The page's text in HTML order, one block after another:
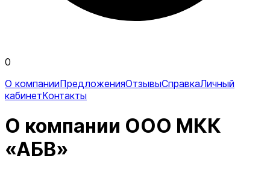
0
О компанииПредложенияОтзывыСправкаЛичный
кабинетКонтакты
О компании ООО МКК
«АБВ»